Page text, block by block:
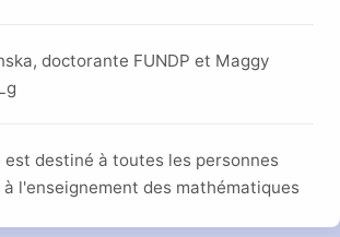
doctorante FUNDP et Maggy
est destiné à toutes les personnes
l'enseignement des mathématiques